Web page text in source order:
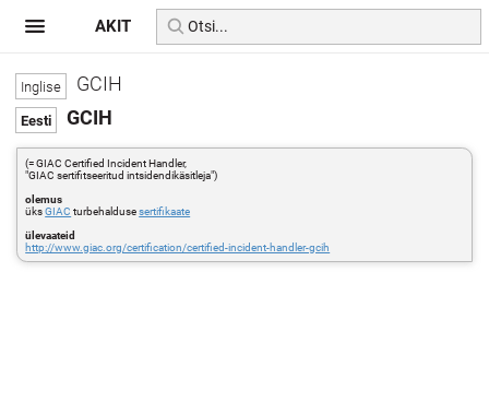
GCIH
GCIH
(= GIAC Certified Incident Handler,
"GIAC sertifitseeritud intsidendikäsitleja")
olemus
üksGIAC turbehaldusesertifikaate
ülevaateid
http://www.giac.org/certification/certified-incident-handler-gcih
AKIT